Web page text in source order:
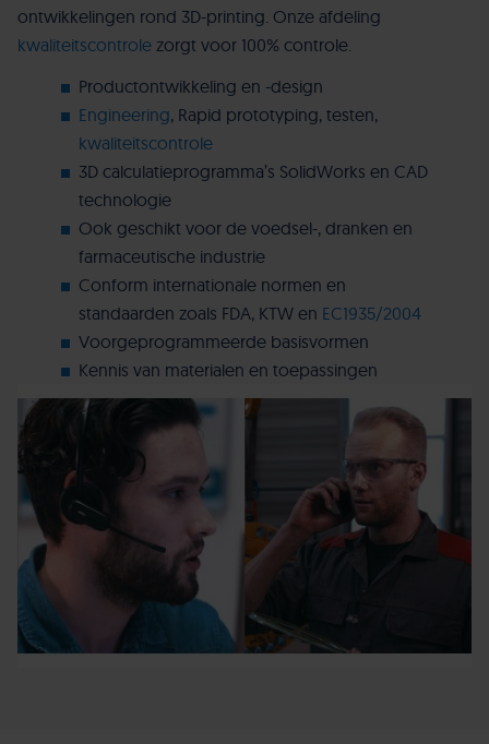
ontwikkelingen rond 3D-printing. Onze afdeling
kwaliteitscontrole zorgt voor 100% controle.
Productontwikkeling en -design
Engineering, Rapid prototyping, testen,
kwaliteitscontrole
3D calculatieprogramma’s SolidWorks en CAD
technologie
Ook geschikt voor de voedsel-, dranken en
farmaceutische industrie
Conform internationale normen en
standaarden zoals FDA, KTW en EC1935/2004
Voorgeprogrammeerde basisvormen
Kennis van materialen en toepassingen